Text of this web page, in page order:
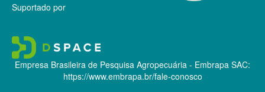
Suportado por
Empresa Brasileira de Pesquisa Agropecuária - Embrapa SAC:
https://www.embrapa.br/fale-conosco